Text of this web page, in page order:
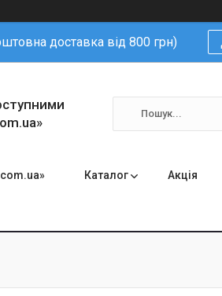
доставка від 800 грн)
Каталог Акція